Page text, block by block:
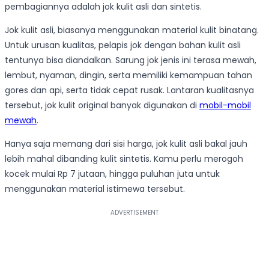
pembagiannya adalah jok kulit asli dan sintetis.
Jok kulit asli, biasanya menggunakan material kulit binatang.
Untuk urusan kualitas, pelapis jok dengan bahan kulit asli
tentunya bisa diandalkan. Sarung jok jenis ini terasa mewah,
lembut, nyaman, dingin, serta memiliki kemampuan tahan
gores dan api, serta tidak cepat rusak. Lantaran kualitasnya
tersebut, jok kulit original banyak digunakan di mobil-mobil
mewah.
Hanya saja memang dari sisi harga, jok kulit asli bakal jauh
lebih mahal dibanding kulit sintetis. Kamu perlu merogoh
kocek mulai Rp 7 jutaan, hingga puluhan juta untuk
menggunakan material istimewa tersebut.